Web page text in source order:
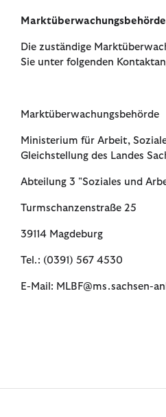
Marktüberwachungsbehörde
Die zuständige
Sie unter folgenden
Marktüberwachungsbehörde
Ministerium für Arbeit,
Gleichstellung des Landes
Abteilung 3 "Soziales und
Turmschanzenstraße 25
39114 Magdeburg
Tel.: (0391) 567 4530
E-Mail: MLBF@ms.sachsen-